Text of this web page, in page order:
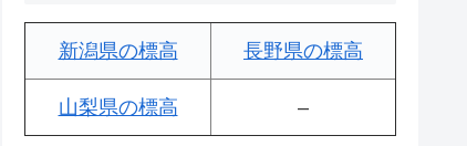
新潟県の標高 長野県の標高
山梨県の標高 –